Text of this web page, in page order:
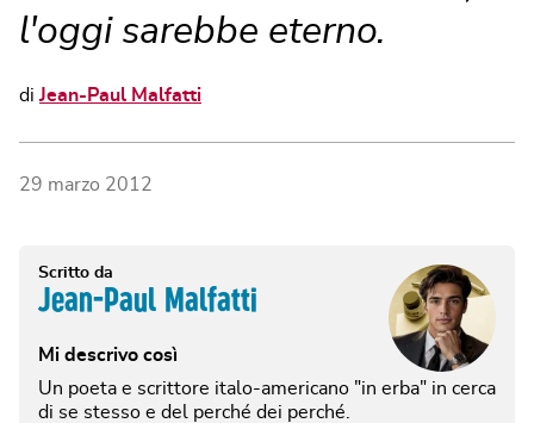
l'oggi sarebbe eterno.
di Jean-Paul Malfatti
29 marzo 2012
Scritto da
Jean-Paul Malfatti
Mi descrivo così
Un poeta e scrittore italo-americano "in erba" in cerca
di se stesso e del perché dei perché.